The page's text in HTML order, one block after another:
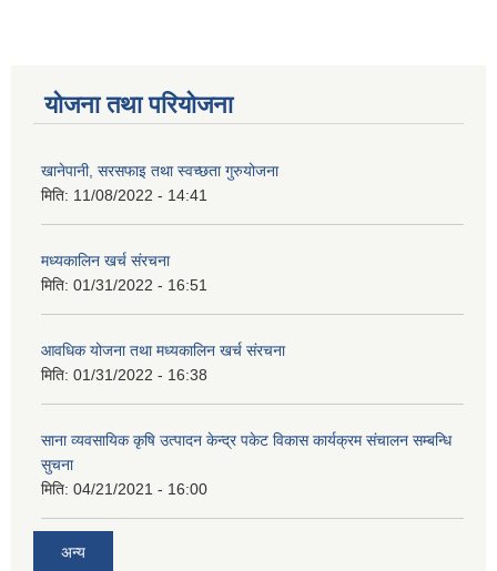
योजना तथा परियोजना
खानेपानी, सरसफाइ तथा स्वच्छता गुरुयोजना
मिति: 11/08/2022 - 14:41
मध्यकालिन खर्च संरचना
मिति: 01/31/2022 - 16:51
आवधिक योजना तथा मध्यकालिन खर्च संरचना
मिति: 01/31/2022 - 16:38
साना व्यवसायिक कृषि उत्पादन केन्द्र पकेट विकास कार्यक्रम संचालन सम्बन्धि
सुचना
मिति: 04/21/2021 - 16:00
अन्य